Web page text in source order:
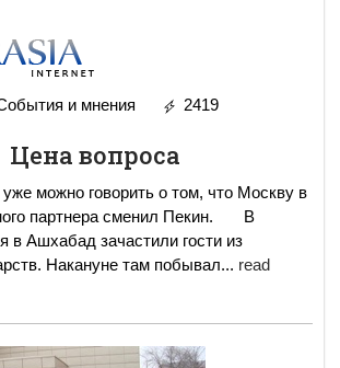
и мнения
2419
Цена вопроса
можно говорить о том, что Москву в
партнера сменил Пекин. В
в Ашхабад зачастили гости из
Накануне там побывал... read